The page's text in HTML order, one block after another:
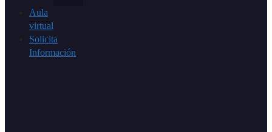
Aula
virtual
Solicita
Información